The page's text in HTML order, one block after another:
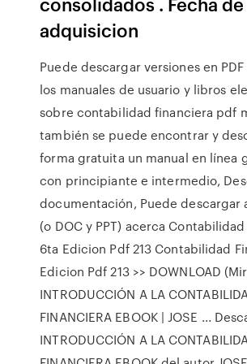
adquisicion
Puede descargar versiones en
los manuales de usuario y libros
sobre contabilidad financiera pdf
también se puede encontrar y
forma gratuita un manual en línea
con principiante e intermedio,
documentación, Puede descargar
(o DOC y PPT) acerca
6ta Edicion Pdf 213 Contabilidad
Edicion Pdf 213 >> DOWNLOAD
INTRODUCCIÓN A LA
FINANCIERA EBOOK | JOSE ...
INTRODUCCIÓN A LA